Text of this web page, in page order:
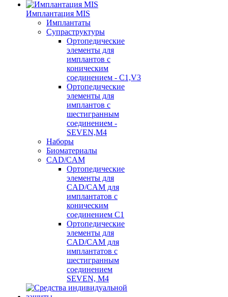
Имплантация MIS
Имплантаты
Супраструктуры
Ортопедические
элементы для
имплантов с
коническим
соединением - C1,V3
Ортопедические
элементы для
имплантов с
шестигранным
соединением -
SEVEN,M4
Наборы
Биоматериалы
CAD/CAM
Ортопедические
элементы для
CAD/CAM для
имплантатов с
коническим
соединением С1
Ортопедические
элементы для
CAD/CAM для
имплантатов с
шестигранным
соединением
SEVEN, М4